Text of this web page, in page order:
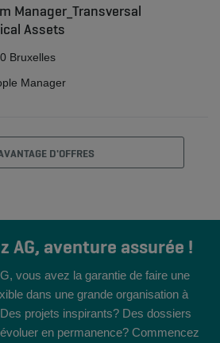
Manager_Transversal
Assets
Bruxelles
Manager
D'OFFRES
AG, aventure assurée !
vous avez la garantie de faire une
dans une grande organisation à
projets inspirants? Des dossiers
en permanence? Commencez